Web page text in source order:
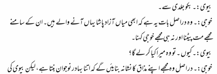
بیوی:۔ بکو جلدی سے۔
خوجی:۔ وہ دراصل بات یہ ہے کہ ابھی میاں آزاد پاشا یہاں آنے والے ہیں۔ ان کے سامنے
مجھے مت پیٹنا اور نہ ہی مجھے خوجی کہنا۔
بیوی:۔ کیوں ۔ تو وہ میرا کیا کر لے گا؟
خوجی:۔ در اصل وہ مجھے اپنے مذاق کا نشانہ بنایئں گے کہ اتنا بہادر نوجوان بنتا ہے، لیکن بیوی کی